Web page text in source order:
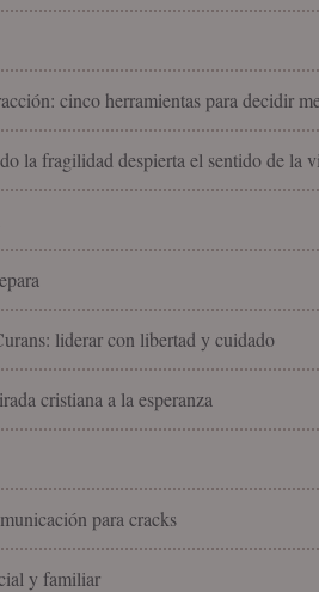
cinco herramientas para decidir
la fragilidad despierta el sentido de la
liderar con libertad y cuidado
cristiana a la esperanza
para cracks
y familiar